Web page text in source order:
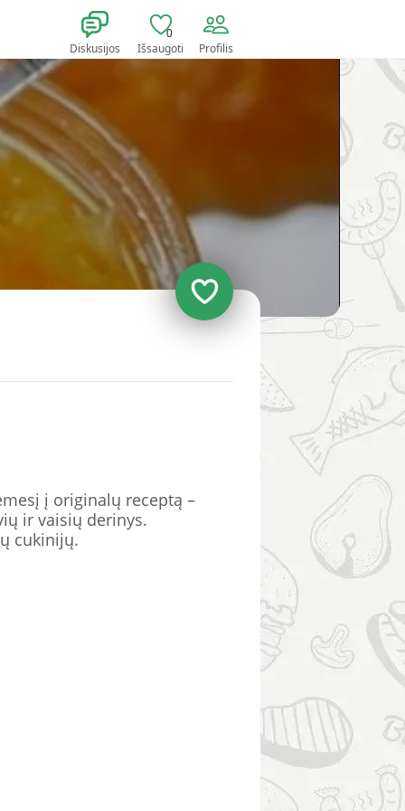
Diskusijos
0
Išsaugoti Profilis
į originalų receptą –
ir vaisių derinys.
cukinijų.